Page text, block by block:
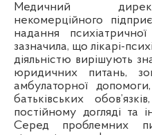
Медичний
некомерційного
надання
зазначила, що лікарі-
діяльністю вирішують
юридичних питань,
амбулаторної допомоги,
батьківських
постійному догляді та
Серед проблемних